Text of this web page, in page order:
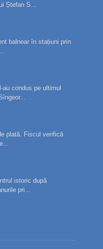
Ștefan S...
balnear în stațiuni prin
au condus pe ultimul
plată. Fiscul verifică
istoric după
pri...